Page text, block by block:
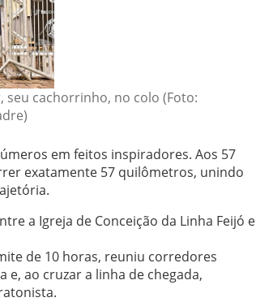
cachorrinho, no colo (Foto:
em feitos inspiradores. Aos 57
exatamente 57 quilômetros, unindo
a Igreja de Conceição da Linha Feijó e
de 10 horas, reuniu corredores
ao cruzar a linha de chegada,